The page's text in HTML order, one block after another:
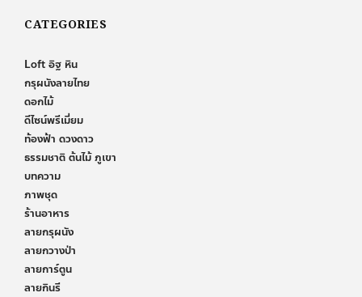
CATEGORIES
Loft อิฐ หิน
กรุผนังลายไทย
ดอกไม้
ดีไซน์พรีเมี่ยม
ท้องฟ้า ดวงดาว
ธรรมชาติ ต้นไม้ ภูเขา
บทความ
ภาพชุด
ร้านอาหาร
ลายกรุผนัง
ลายกวางป่า
ลายการ์ตูน
ลายกินรี